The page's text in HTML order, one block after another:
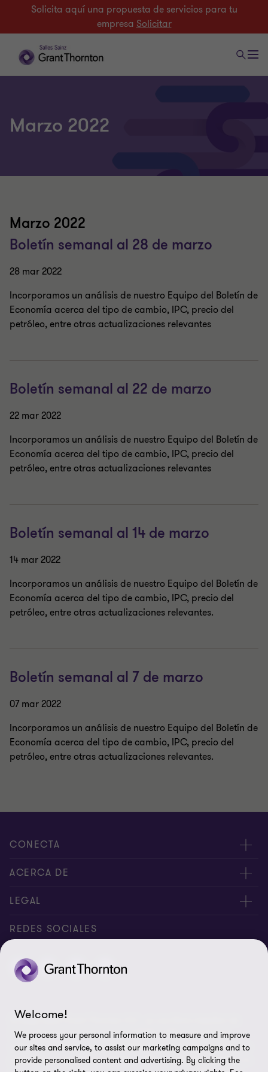
Solicita aquí una propuesta de servicios para tu
empresa Solicitar
Marzo 2022
Marzo 2022
Boletín semanal al 28 de marzo
28 mar 2022
Incorporamos un análisis de nuestro Equipo del Boletín de
Economía acerca del tipo de cambio, IPC, precio del
petróleo, entre otras actualizaciones relevantes
Boletín semanal al 22 de marzo
22 mar 2022
Incorporamos un análisis de nuestro Equipo del Boletín de
Economía acerca del tipo de cambio, IPC, precio del
petróleo, entre otras actualizaciones relevantes
Boletín semanal al 14 de marzo
14 mar 2022
Incorporamos un análisis de nuestro Equipo del Boletín de
Economía acerca del tipo de cambio, IPC, precio del
petróleo, entre otras actualizaciones relevantes.
Boletín semanal al 7 de marzo
07 mar 2022
Incorporamos un análisis de nuestro Equipo del Boletín de
Economía acerca del tipo de cambio, IPC, precio del
petróleo, entre otras actualizaciones relevantes.
CONECTA
Nuestros expertos
Alertas
Reporte de Tiempo
Reporte de Tiempo Administración
ACERCA DE
Nosotros
Empleos
Perspectivas
LEGAL
Aviso legal
Contacto
REDES SOCIALES
© Salles Sainz Grant Thornton S.C., es una firma miembro de
Grant Thornton International Ltd (GTIL). GTIL y sus firmas
miembro no forman una sociedad internacional, los servicios son
prestados por las firmas miembro. GTIL y sus firmas miembro no
Welcome!
We process your personal information to measure and improve
our sites and service, to assist our marketing campaigns and to
provide personalised content and advertising. By clicking the